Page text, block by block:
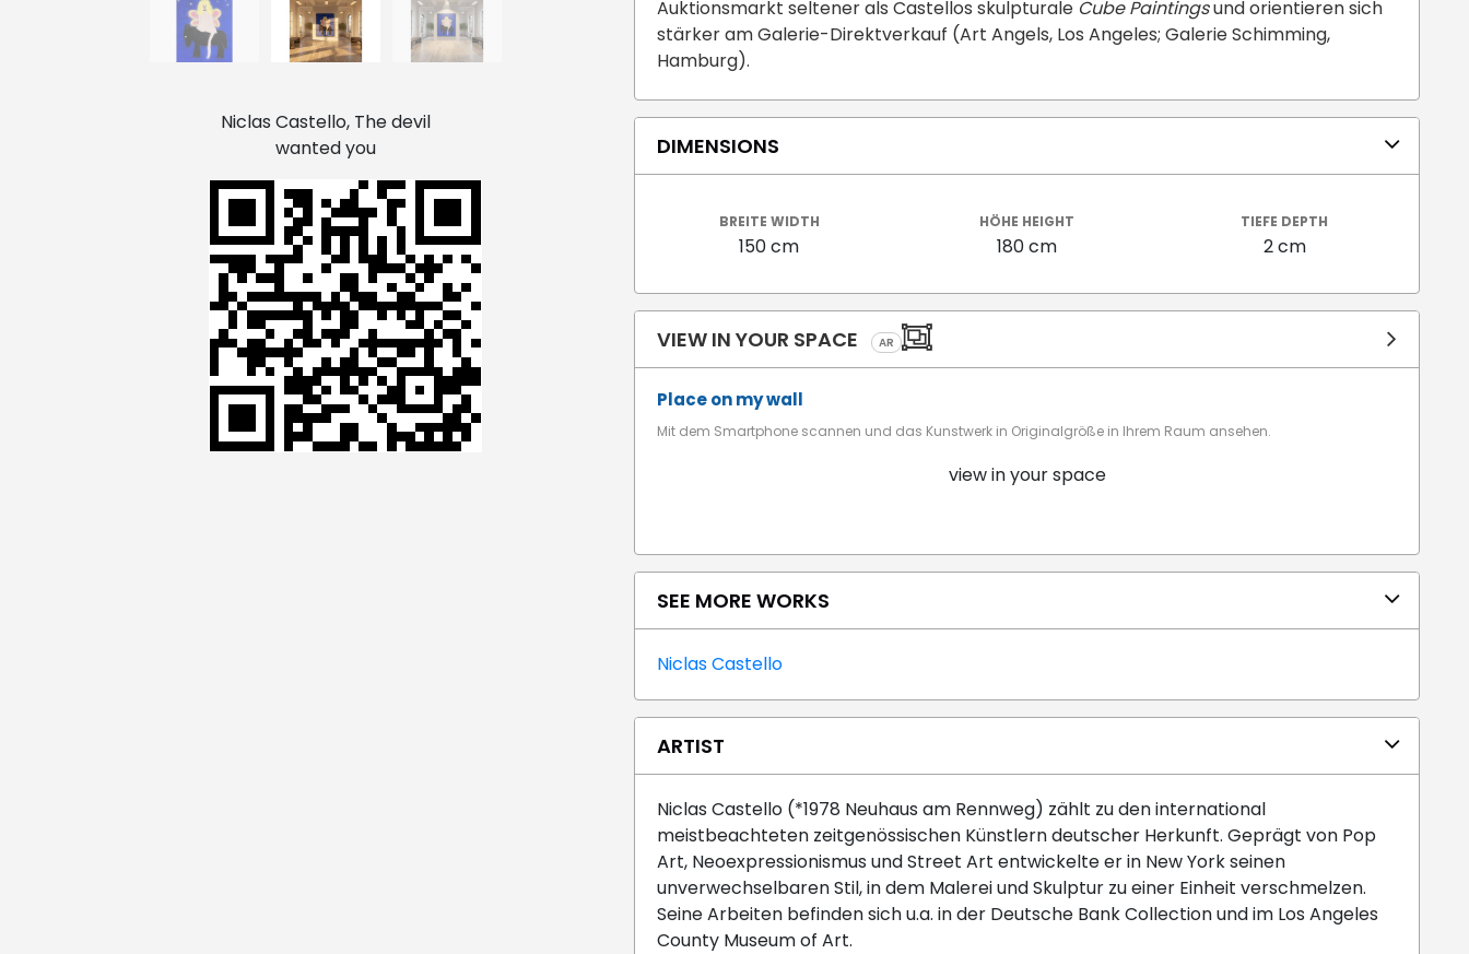
Niclas Castello, The devil
wanted you
Auktionsmarkt seltener als Castellos skulpturale Cube Paintingsund orientieren sich
stärker am Galerie-Direktverkauf (Art Angels, Los Angeles; Galerie Schimming,
Hamburg).
DIMENSIONS
BREITE WIDTH
150 cm
HÖHE HEIGHT
180 cm
TIEFE DEPTH
2 cm
VIEW IN YOUR SPACE AR
Place on my wall
Mit dem Smartphone scannen und das Kunstwerk in Originalgröße in Ihrem Raum ansehen.
view in your space
SEE MORE WORKS
Niclas Castello
ARTIST
Niclas Castello (*1978 Neuhaus am Rennweg) zählt zu den international
meistbeachteten zeitgenössischen Künstlern deutscher Herkunft. Geprägt von Pop
Art, Neoexpressionismus und Street Art entwickelte er in New York seinen
unverwechselbaren Stil, in dem Malerei und Skulptur zu einer Einheit verschmelzen.
Seine Arbeiten befinden sich u.a. in der Deutsche Bank Collection und im Los Angeles
County Museum of Art.